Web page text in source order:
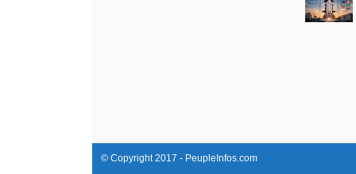
© Copyright 2017 - PeupleInfos.com